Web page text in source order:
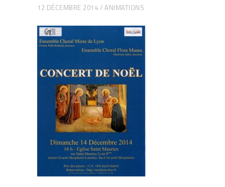
12 DÉCEMBRE 2014 ANIMATIONS